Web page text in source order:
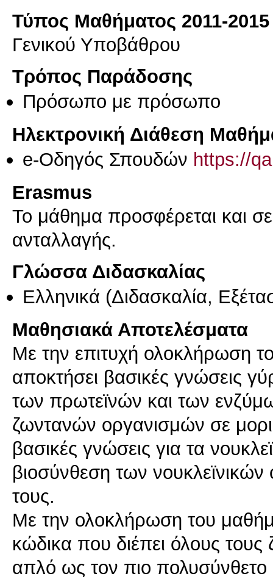
Τύπος Μαθήματος 2011-2015
Γενικού Υποβάθρου
Τρόπος Παράδοσης
Πρόσωπο με πρόσωπο
Ηλεκτρονική Διάθεση
e-Οδηγός Σπουδών https://
Erasmus
Το μάθημα προσφέρεται και
ανταλλαγής.
Γλώσσα Διδασκαλίας
Ελληνικά (Διδασκαλία,
Μαθησιακά Αποτελέσματα
Με την επιτυχή ολοκλήρωση
αποκτήσει βασικές γνώσεις
των πρωτεϊνών και των
ζωντανών οργανισμών σε
βασικές γνώσεις για τα
βιοσύνθεση των
τους.
Με την ολοκλήρωση του
κώδικα που διέπει όλους
απλό ως τον πιο